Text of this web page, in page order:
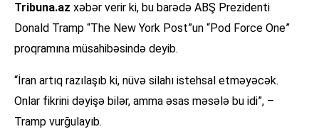
Tribuna.az xəbər verir ki, bu barədə ABŞ Prezidenti
Donald Tramp “The New York Post”un “Pod Force One”
proqramına müsahibəsində deyib.
“İran artıq razılaşıb ki, nüvə silahı istehsal etməyəcək.
Onlar fikrini dəyişə bilər, amma əsas məsələ bu idi”, –
Tramp vurğulayıb.